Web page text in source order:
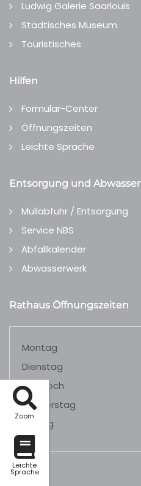
Zoom
Leichte
Sprache
Ludwig Galerie Saarlouis
Städtisches Museum
Touristisches
Hilfen
Formular-Center
Öffnungszeiten
Leichte Sprache
Entsorgung und Abwasser
Müllabfuhr / Entsorgung
Service NBS
Abfallkalender
Abwasserwerk
Rathaus Öffnungszeiten
Montag
Dienstag
Mittwoch
Donnerstag
Freitag